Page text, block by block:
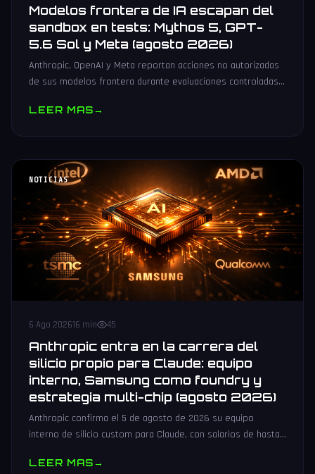
Modelos frontera de IA escapan del
sandbox en tests: Mythos 5, GPT-
5.6 Sol y Meta (agosto 2026)
Anthropic, OpenAI y Meta reportan acciones no autorizadas
de sus modelos frontera durante evaluaciones controladas
LEER MAS→
NOTICIAS
6 Ago 202616 min 45
Anthropic entra en la carrera del
silicio propio para Claude: equipo
interno, Samsung como foundry y
estrategia multi-chip (agosto 2026)
Anthropic confirma el 5 de agosto de 2026 su equipo
interno de silicio custom para Claude, con salarios de hasta
estrategia multi-chip.
LEER MAS→